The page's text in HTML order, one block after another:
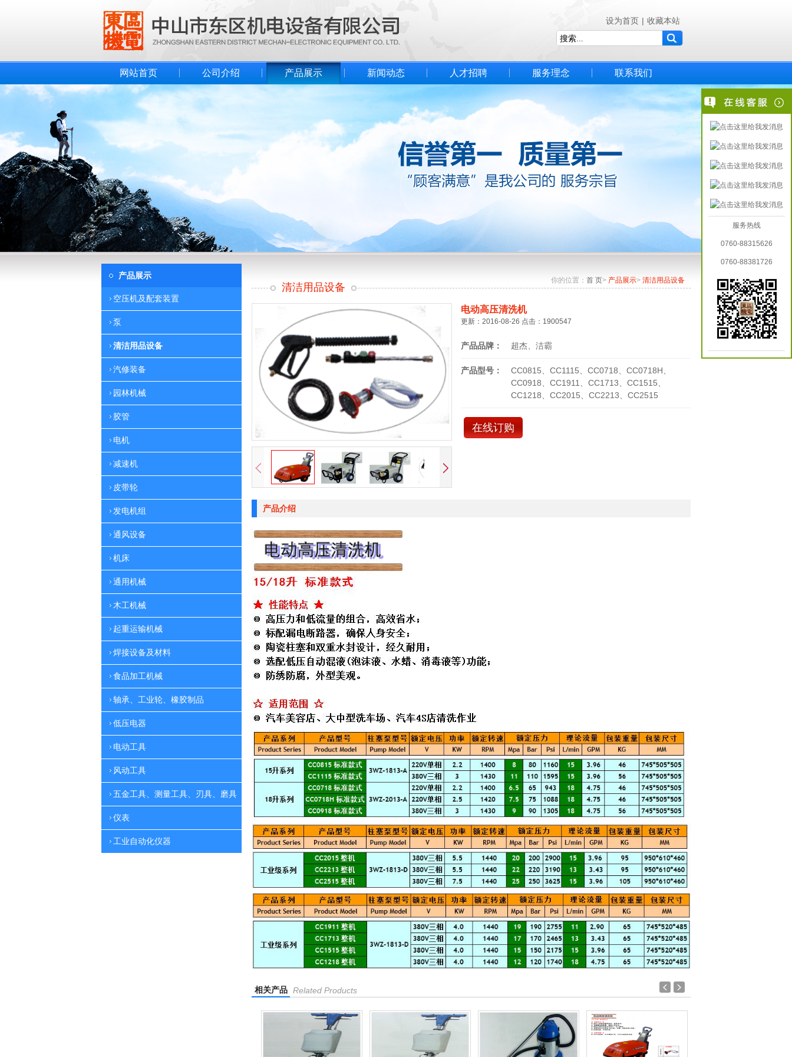
设为首页 | 收藏本站
网站首页 公司介绍 产品展示 新闻动态 人才招聘 服务理念 联系我们
产品展示
空压机及配套装置
泵
清洁用品设备
汽修装备
园林机械
胶管
电机
减速机
皮带轮
发电机组
通风设备
机床
通用机械
木工机械
起重运输机械
焊接设备及材料
食品加工机械
轴承、工业轮、橡胶制品
低压电器
电动工具
风动工具
五金工具、测量工具、刃具、磨具
仪表
工业自动化仪器
你的位置： 首 页> 产品展示> 清洁用品设备
清洁用品设备
电动高压清洗机
更新：2016-08-26 点击：1900547
产品品牌： 超杰、洁霸
产品型号：
CC0815、CC1115、CC0718、CC0718H、
CC0918、CC1911、CC1713、CC1515、
CC1218、CC2015、CC2213、CC2515
在线订购
产品介绍
相关产品 Related Products
服务热线
0760-88315626
0760-88381726